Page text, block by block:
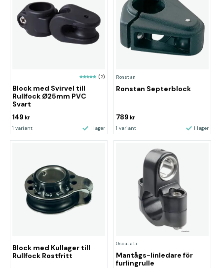
(2)
Block med Svirvel till
Rullfock Ø25mm PVC
Svart
149 kr
1 variant I lager
Ronstan
Ronstan Septerblock
789 kr
1 variant I lager
Block med Kullager till
Rullfock Rostfritt
Osculati
Mantågs-linledare för
furlingrulle